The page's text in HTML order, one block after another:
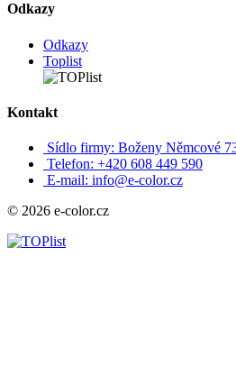
Odkazy
Odkazy
Toplist
Kontakt
Sídlo firmy: Boženy Němcové
Telefon: +420 608 449 590
E-mail: info@e-color.cz
© 2026 e-color.cz